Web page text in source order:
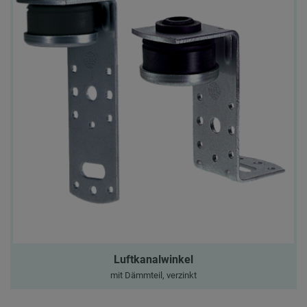
Luftkanalwinkel
mit Dämmteil, verzinkt